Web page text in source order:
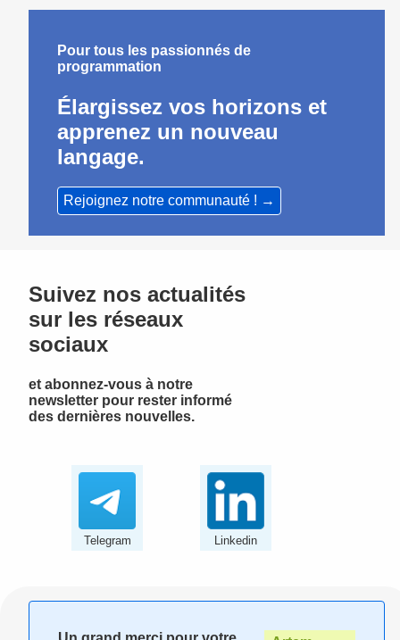
Pour tous les passionnés de
programmation
Élargissez vos horizons et
apprenez un nouveau
langage.
Rejoignez notre communauté ! →
Suivez nos actualités
sur les réseaux
sociaux
et abonnez-vous à notre
newsletter pour rester informé
des dernières nouvelles.
Telegram Linkedin